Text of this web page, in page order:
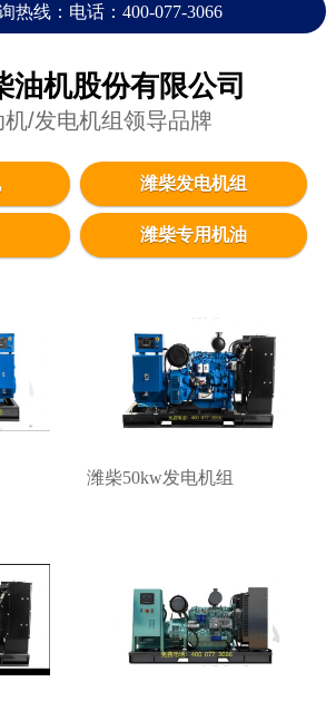
3
热线：电话：400-077-3066
油机股份有限公司
机/发电机组领导品牌
潍柴发电机组
潍柴专用机油
潍柴50kw发电机组